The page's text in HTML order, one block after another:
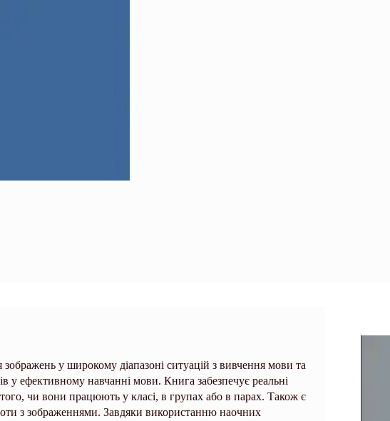
у широкому діапазоні ситуацій з вивчення мови та
ефективному навчанні мови. Книга забезпечує реальні
чи вони працюють у класі, в групах або в парах. Також є
з зображеннями. Завдяки використанню наочних